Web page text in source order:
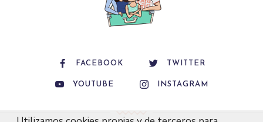
FACEBOOK TWITTER
YOUTUBE INSTAGRAM